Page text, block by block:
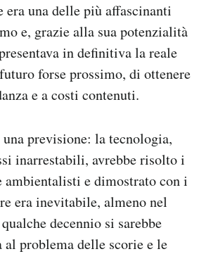
era una delle più affascinanti
e, grazie alla sua potenzialità
in definitiva la reale
forse prossimo, di ottenere
e a costi contenuti.
una previsione: la tecnologia,
inarrestabili, avrebbe risolto i
e dimostrato con i
era inevitabile, almeno nel
decennio si sarebbe
al problema delle scorie e le